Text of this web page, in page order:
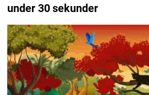
under 30 sekunder